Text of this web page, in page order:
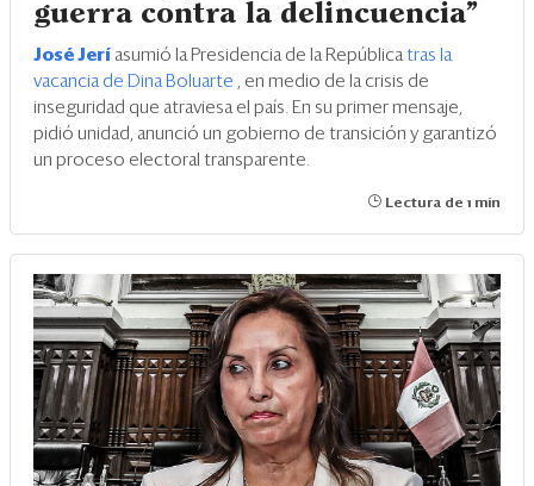
guerra contra la delincuencia”
José Jerí asumió la Presidencia de la Repúblicatras la
vacancia de Dina Boluarte , en medio de la crisis de
inseguridad que atraviesa el país. En su primer mensaje,
pidió unidad, anunció un gobierno de transición y garantizó
un proceso electoral transparente.
Lectura de 1 min